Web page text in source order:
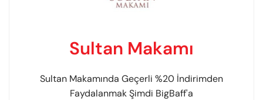
Sultan Makamı
Sultan Makamında Geçerli %20 İndirimden
Faydalanmak Şimdi BigBaff'a